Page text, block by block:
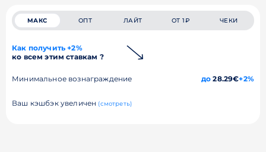
МАКС ОПТ ЛАЙТ ОТ 1₽ ЧЕКИ
Как получить +2%
ко всем этим ставкам ?
Минимальное вознаграждение до 28.29€+2%
Ваш кэшбэк увеличен (смотреть)